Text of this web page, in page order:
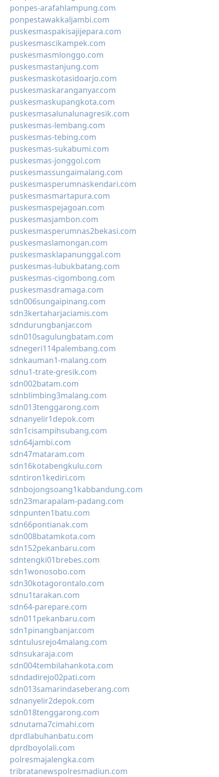
ponpes-arafahlampung.com
ponpestawakkaljambi.com
puskesmaspakisajijepara.com
puskesmascikampek.com
puskesmasmlonggo.com
puskesmastanjung.com
puskesmaskotasidoarjo.com
puskesmaskaranganyar.com
puskesmaskupangkota.com
puskesmasalunalunagresik.com
puskesmas-lembang.com
puskesmas-tebing.com
puskesmas-sukabumi.com
puskesmas-jonggol.com
puskesmassungaimalang.com
puskesmasperumnaskendari.com
puskesmasmartapura.com
puskesmaspejagoan.com
puskesmasjambon.com
puskesmasperumnas2bekasi.com
puskesmaslamongan.com
puskesmasklapanunggal.com
puskesmas-lubukbatang.com
puskesmas-cigombong.com
puskesmasdramaga.com
sdn006sungaipinang.com
sdn3kertaharjaciamis.com
sdndurungbanjar.com
sdn010sagulungbatam.com
sdnegeri114palembang.com
sdnkauman1-malang.com
sdnu1-trate-gresik.com
sdn002batam.com
sdnblimbing3malang.com
sdn013tenggarong.com
sdnanyelir1depok.com
sdn1cisampihsubang.com
sdn64jambi.com
sdn47mataram.com
sdn16kotabengkulu.com
sdntiron1kediri.com
sdnbojongsoang1kabbandung.com
sdn23marapalam-padang.com
sdnpunten1batu.com
sdn66pontianak.com
sdn008batamkota.com
sdn152pekanbaru.com
sdntengki01brebes.com
sdn1wonosobo.com
sdn30kotagorontalo.com
sdnu1tarakan.com
sdn64-parepare.com
sdn011pekanbaru.com
sdn1pinangbanjar.com
sdntulusrejo4malang.com
sdnsukaraja.com
sdn004tembilahankota.com
sdndadirejo02pati.com
sdn013samarindaseberang.com
sdnanyelir2depok.com
sdn018tenggarong.com
sdnutama7cimahi.com
dprdlabuhanbatu.com
dprdboyolali.com
polresmajalengka.com
tribratanewspolresmadiun.com